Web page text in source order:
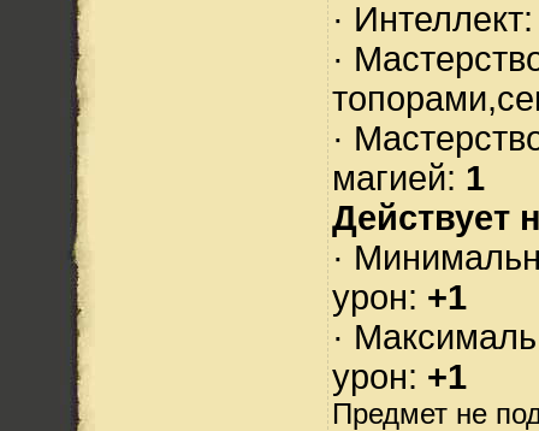
·
·
·
магией: 1
Действует
·
урон: +1
·
урон: +1
Предмет не